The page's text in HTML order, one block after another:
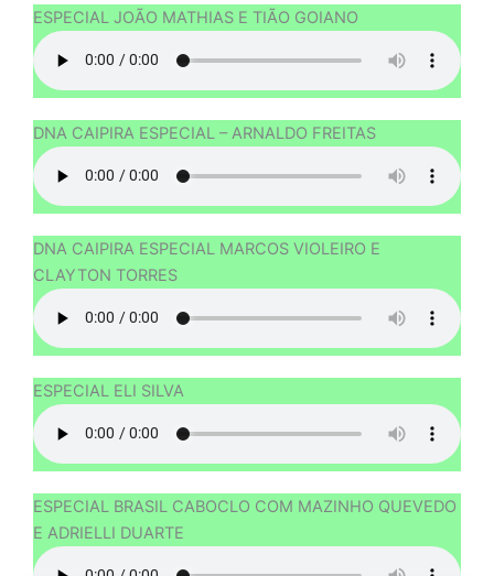
ESPECIAL JOÃO MATHIAS E TIÃO GOIANO
DNA CAIPIRA ESPECIAL – ARNALDO FREITAS
DNA CAIPIRA ESPECIAL MARCOS VIOLEIRO E
CLAYTON TORRES
ESPECIAL ELI SILVA
ESPECIAL BRASIL CABOCLO COM MAZINHO QUEVEDO
E ADRIELLI DUARTE